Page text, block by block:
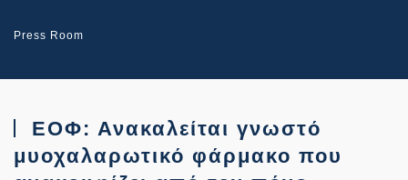
Press Room
ΕΟΦ: Ανακαλείται γνωστό
μυοχαλαρωτικό φάρμακο που